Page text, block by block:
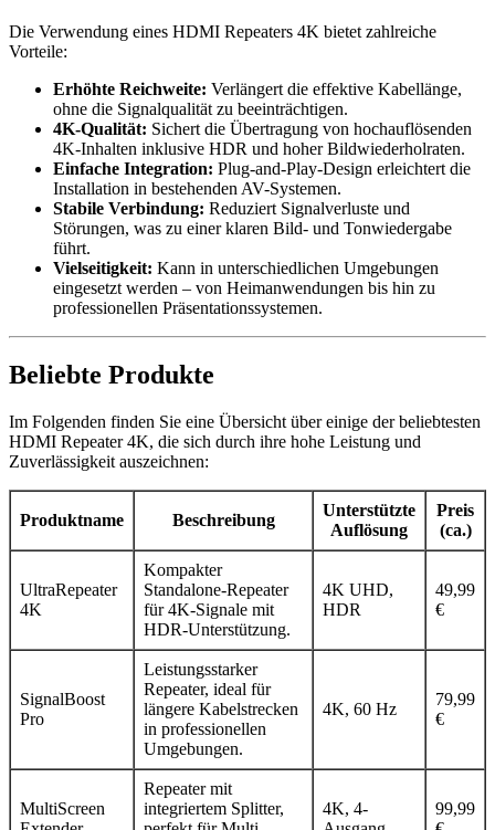
Die Verwendung eines HDMI Repeaters 4K bietet zahlreiche
Vorteile:
Erhöhte Reichweite: Verlängert die effektive Kabellänge,
ohne die Signalqualität zu beeinträchtigen.
4K-Qualität: Sichert die Übertragung von hochauflösenden
4K-Inhalten inklusive HDR und hoher Bildwiederholraten.
Einfache Integration: Plug-and-Play-Design erleichtert die
Installation in bestehenden AV-Systemen.
Stabile Verbindung: Reduziert Signalverluste und
Störungen, was zu einer klaren Bild- und Tonwiedergabe
führt.
Vielseitigkeit: Kann in unterschiedlichen Umgebungen
eingesetzt werden – von Heimanwendungen bis hin zu
professionellen Präsentationssystemen.
Beliebte Produkte
Im Folgenden finden Sie eine Übersicht über einige der beliebtesten
HDMI Repeater 4K, die sich durch ihre hohe Leistung und
Zuverlässigkeit auszeichnen:
Produktname Beschreibung
Unterstützte
Auflösung
Preis
(ca.)
UltraRepeater
4K
Kompakter
Standalone-Repeater
für 4K-Signale mit
HDR-Unterstützung.
4K UHD,
HDR
49,99
€
SignalBoost
Pro
Leistungsstarker
Repeater, ideal für
längere Kabelstrecken
in professionellen
Umgebungen.
4K, 60 Hz
79,99
€
MultiScreen
Repeater mit
integriertem Splitter,
4K, 4-
99,99